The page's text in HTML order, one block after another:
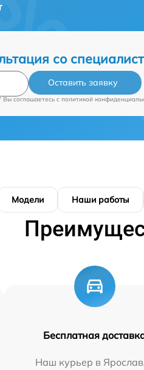
со
Оставить заявку
Вы соглашаетесь c политикой
Модели Наши работы
Бесплатная
Наш курьер в